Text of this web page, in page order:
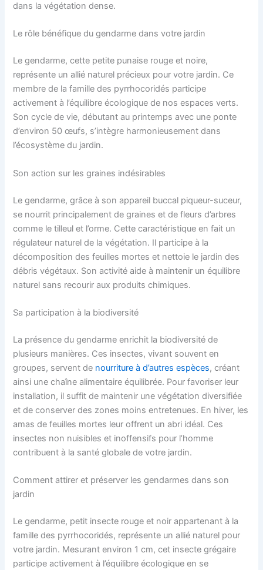
dans la végétation dense.
Le rôle bénéfique du gendarme dans votre jardin
Le gendarme, cette petite punaise rouge et noire,
représente un allié naturel précieux pour votre jardin. Ce
membre de la famille des pyrrhocoridés participe
activement à l’équilibre écologique de nos espaces verts.
Son cycle de vie, débutant au printemps avec une ponte
d’environ 50 œufs, s’intègre harmonieusement dans
l’écosystème du jardin.
Son action sur les graines indésirables
Le gendarme, grâce à son appareil buccal piqueur-suceur,
se nourrit principalement de graines et de fleurs d’arbres
comme le tilleul et l’orme. Cette caractéristique en fait un
régulateur naturel de la végétation. Il participe à la
décomposition des feuilles mortes et nettoie le jardin des
débris végétaux. Son activité aide à maintenir un équilibre
naturel sans recourir aux produits chimiques.
Sa participation à la biodiversité
La présence du gendarme enrichit la biodiversité de
plusieurs manières. Ces insectes, vivant souvent en
groupes, servent de nourriture à d’autres espèces, créant
ainsi une chaîne alimentaire équilibrée. Pour favoriser leur
installation, il suffit de maintenir une végétation diversifiée
et de conserver des zones moins entretenues. En hiver, les
amas de feuilles mortes leur offrent un abri idéal. Ces
insectes non nuisibles et inoffensifs pour l’homme
contribuent à la santé globale de votre jardin.
Comment attirer et préserver les gendarmes dans son
jardin
Le gendarme, petit insecte rouge et noir appartenant à la
famille des pyrrhocoridés, représente un allié naturel pour
votre jardin. Mesurant environ 1 cm, cet insecte grégaire
participe activement à l’équilibre écologique en se